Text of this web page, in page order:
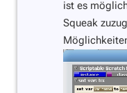
ist es
Squeak